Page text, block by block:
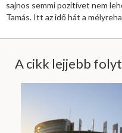
sajnos semmi pozitívet nem
Tamás. Itt az idő hát a
A cikk lejjebb